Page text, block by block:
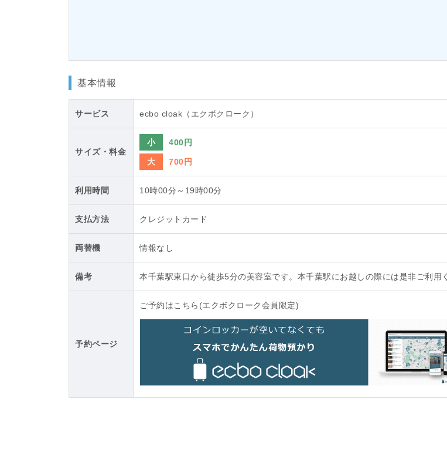
基本情報
サービス ecbo cloak（エクボクローク）
サイズ・料金
小 400円
大 700円
利用時間 10時00分～19時00分
支払方法 クレジットカード
両替機 情報なし
備考 本千葉駅東口から徒歩5分の美容室です。本千葉駅にお越しの際には是非ご利用
予約ページ
ご予約はこちら(エクボクローク会員限定)